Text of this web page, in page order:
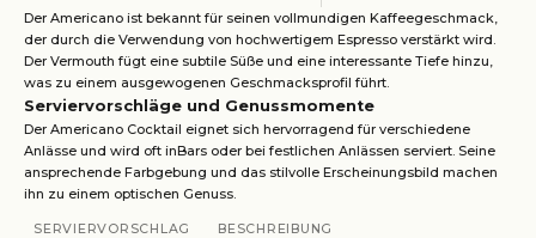
Der Americano ist bekannt für seinen vollmundigen Kaffeegeschmack,
der durch die Verwendung von hochwertigem Espresso verstärkt wird.
Der Vermouth fügt eine subtile Süße und eine interessante Tiefe hinzu,
was zu einem ausgewogenen Geschmacksprofil führt.
Serviervorschläge und Genussmomente
Der Americano Cocktail eignet sich hervorragend für verschiedene
Anlässe und wird oft inBars oder bei festlichen Anlässen serviert. Seine
ansprechende Farbgebung und das stilvolle Erscheinungsbild machen
ihn zu einem optischen Genuss.
SERVIERVORSCHLAG BESCHREIBUNG